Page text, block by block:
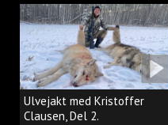
Ulvejakt med Kristoffer
Clausen, Del 2.